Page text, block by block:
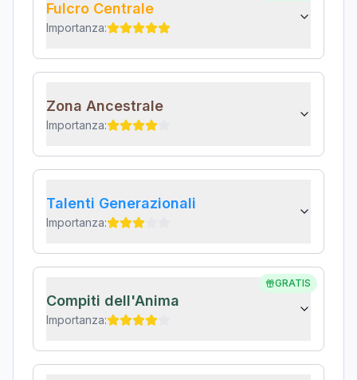
Fulcro Centrale
Importanza:
Zona Ancestrale
Importanza:
Talenti Generazionali
Importanza:
GRATIS
Compiti dell'Anima
Importanza: